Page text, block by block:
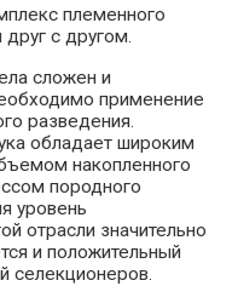
племенного
с другом.
сложен и
применение
разведения.
обладает широким
накопленного
породного
уровень
отрасли значительно
и положительный
селекционеров.